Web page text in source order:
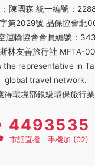
陳國森 統一編號：
第2029號 品保協會北
運輸協會會員編號：
林友善旅行社 MFTA-
the representative in
global travel network.
得環境部銀級環保旅行
4493535
市話直撥，手機加 (02)